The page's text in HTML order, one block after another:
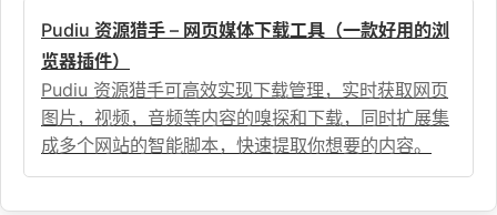
Pudiu 资源猎手 – 网页媒体下载工具（一款好用的浏
览器插件）
Pudiu 资源猎手可高效实现下载管理，实时获取网页
图片，视频，音频等内容的嗅探和下载，同时扩展集
成多个网站的智能脚本，快速提取你想要的内容。